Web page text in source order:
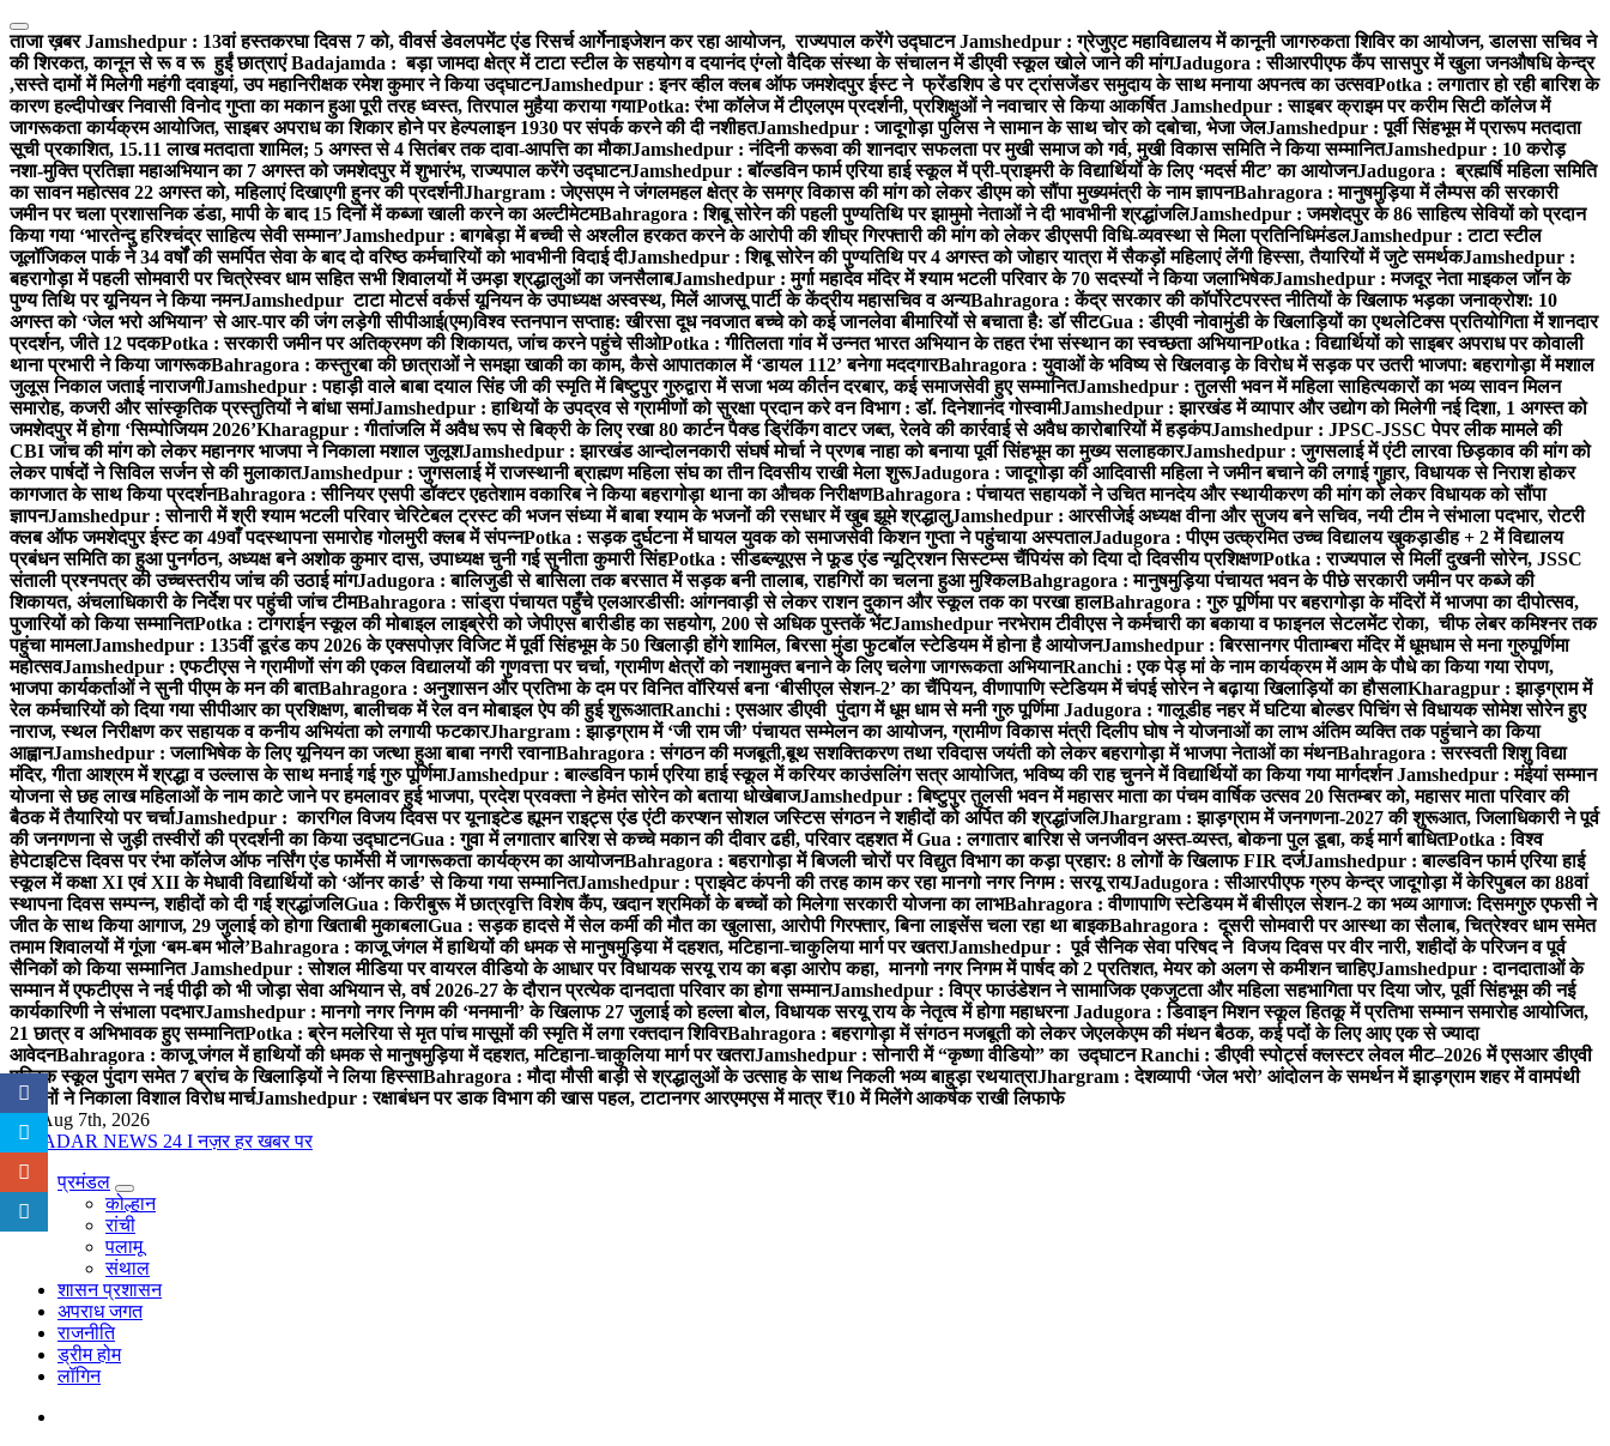
Skip
to
content
ताजा ख़बरJamshedpur : 13वां हस्तकरघा दिवस 7 को, वीवर्स डेवलपमेंट एंड रिसर्च आर्गेनाइजेशन कर रहा आयोजन, राज्यपाल करेंगे उद्घाटनJamshedpur : ग्रेजुएट महाविद्यालय में कानूनी जागरुकता शिविर का आयोजन, डालसा सचिव ने
की शिरकत, कानून से रू व रू हुईं छात्राएंBadajamda : बड़ा जामदा क्षेत्र में टाटा स्टील के सहयोग व दयानंद एंग्लो वैदिक संस्था के संचालन में डीएवी स्कूल खोले जाने की मांगJadugora : सीआरपीएफ कैंप सासपुर में खुला जनऔषधि केन्द्र
,सस्ते दामों में मिलेगी महंगी दवाइयां, उप महानिरीक्षक रमेश कुमार ने किया उद्घाटनJamshedpur : इनर व्हील क्लब ऑफ जमशेदपुर ईस्ट ने फ्रेंडशिप डे पर ट्रांसजेंडर समुदाय के साथ मनाया अपनत्व का उत्सवPotka : लगातार हो रही बारिश के
कारण हल्दीपोखर निवासी विनोद गुप्ता का मकान हुआ पूरी तरह ध्वस्त, तिरपाल मुहैया कराया गयाPotka: रंभा कॉलेज में टीएलएम प्रदर्शनी, प्रशिक्षुओं ने नवाचार से किया आकर्षितJamshedpur : साइबर क्राइम पर करीम सिटी कॉलेज में
जागरूकता कार्यक्रम आयोजित, साइबर अपराध का शिकार होने पर हेल्पलाइन 1930 पर संपर्क करने की दी नशीहतJamshedpur : जादूगोड़ा पुलिस ने सामान के साथ चोर को दबोचा, भेजा जेलJamshedpur : पूर्वी सिंहभूम में प्रारूप मतदाता
सूची प्रकाशित, 15.11 लाख मतदाता शामिल; 5 अगस्त से 4 सितंबर तक दावा-आपत्ति का मौकाJamshedpur : नंदिनी करूवा की शानदार सफलता पर मुखी समाज को गर्व, मुखी विकास समिति ने किया सम्मानितJamshedpur : 10 करोड़
नशा-मुक्ति प्रतिज्ञा महाअभियान का 7 अगस्त को जमशेदपुर में शुभारंभ, राज्यपाल करेंगे उद्घाटनJamshedpur : बॉल्डविन फार्म एरिया हाई स्कूल में प्री-प्राइमरी के विद्यार्थियों के लिए ‘मदर्स मीट’ का आयोजनJadugora : ब्रह्मर्षि महिला समिति
का सावन महोत्सव 22 अगस्त को, महिलाएं दिखाएगी हुनर की प्रदर्शनीJhargram : जेएसएम ने जंगलमहल क्षेत्र के समग्र विकास की मांग को लेकर डीएम को सौंपा मुख्यमंत्री के नाम ज्ञापनBahragora : मानुषमुड़िया में लैम्पस की सरकारी
जमीन पर चला प्रशासनिक डंडा, मापी के बाद 15 दिनों में कब्जा खाली करने का अल्टीमेटमBahragora : शिबू सोरेन की पहली पुण्यतिथि पर झामुमो नेताओं ने दी भावभीनी श्रद्धांजलिJamshedpur : जमशेदपुर के 86 साहित्य सेवियों को प्रदान
किया गया ‘भारतेन्दु हरिश्चंद्र साहित्य सेवी सम्मान’Jamshedpur : बागबेड़ा में बच्ची से अश्लील हरकत करने के आरोपी की शीघ्र गिरफ्तारी की मांग को लेकर डीएसपी विधि-व्यवस्था से मिला प्रतिनिधिमंडलJamshedpur : टाटा स्टील
जूलॉजिकल पार्क ने 34 वर्षों की समर्पित सेवा के बाद दो वरिष्ठ कर्मचारियों को भावभीनी विदाई दीJamshedpur : शिबू सोरेन की पुण्यतिथि पर 4 अगस्त को जोहार यात्रा में सैकड़ों महिलाएं लेंगी हिस्सा, तैयारियों में जुटे समर्थकJamshedpur :
बहरागोड़ा में पहली सोमवारी पर चित्रेस्वर धाम सहित सभी शिवालयों में उमड़ा श्रद्धालुओं का जनसैलाबJamshedpur : मुर्गा महादेव मंदिर में श्याम भटली परिवार के 70 सदस्यों ने किया जलाभिषेकJamshedpur : मजदूर नेता माइकल जॉन के
पुण्य तिथि पर यूनियन ने किया नमनJamshedpur टाटा मोटर्स वर्कर्स यूनियन के उपाध्यक्ष अस्वस्थ, मिलें आजसू पार्टी के केंद्रीय महासचिव व अन्यBahragora : केंद्र सरकार की कॉर्पोरेटपरस्त नीतियों के खिलाफ भड़का जनाक्रोश: 10
अगस्त को ‘जेल भरो अभियान’ से आर-पार की जंग लड़ेगी सीपीआई(एम)विश्व स्तनपान सप्ताह: खीरसा दूध नवजात बच्चे को कई जानलेवा बीमारियों से बचाता है: डॉ सीटGua : डीएवी नोवामुंडी के खिलाड़ियों का एथलेटिक्स प्रतियोगिता में शानदार
प्रदर्शन, जीते 12 पदकPotka : सरकारी जमीन पर अतिक्रमण की शिकायत, जांच करने पहुंचे सीओPotka : गीतिलता गांव में उन्नत भारत अभियान के तहत रंभा संस्थान का स्वच्छता अभियानPotka : विद्यार्थियों को साइबर अपराध पर कोवाली
थाना प्रभारी ने किया जागरूकBahragora : कस्तुरबा की छात्राओं ने समझा खाकी का काम, कैसे आपातकाल में ‘डायल 112’ बनेगा मददगारBahragora : युवाओं के भविष्य से खिलवाड़ के विरोध में सड़क पर उतरी भाजपा: बहरागोड़ा में मशाल
जुलूस निकाल जताई नाराजगीJamshedpur : पहाड़ी वाले बाबा दयाल सिंह जी की स्मृति में बिष्टुपुर गुरुद्वारा में सजा भव्य कीर्तन दरबार, कई समाजसेवी हुए सम्मानितJamshedpur : तुलसी भवन में महिला साहित्यकारों का भव्य सावन मिलन
समारोह, कजरी और सांस्कृतिक प्रस्तुतियों ने बांधा समांJamshedpur : हाथियों के उपद्रव से ग्रामीणों को सुरक्षा प्रदान करे वन विभाग : डॉ. दिनेशानंद गोस्वामीJamshedpur : झारखंड में व्यापार और उद्योग को मिलेगी नई दिशा, 1 अगस्त को
जमशेदपुर में होगा ‘सिम्पोजियम 2026’Kharagpur : गीतांजलि में अवैध रूप से बिक्री के लिए रखा 80 कार्टन पैक्ड ड्रिंकिंग वाटर जब्त, रेलवे की कार्रवाई से अवैध कारोबारियों में हड़कंपJamshedpur : JPSC-JSSC पेपर लीक मामले की
CBI जांच की मांग को लेकर महानगर भाजपा ने निकाला मशाल जुलूशJamshedpur : झारखंड आन्दोलनकारी संघर्ष मोर्चा ने प्रणब नाहा को बनाया पूर्वी सिंहभूम का मुख्य सलाहकारJamshedpur : जुगसलाई में एंटी लारवा छिड़काव की मांग को
लेकर पार्षदों ने सिविल सर्जन से की मुलाकातJamshedpur : जुगसलाई में राजस्थानी ब्राह्मण महिला संघ का तीन दिवसीय राखी मेला शुरूJadugora : जादूगोड़ा की आदिवासी महिला ने जमीन बचाने की लगाई गुहार, विधायक से निराश होकर
कागजात के साथ किया प्रदर्शनBahragora : सीनियर एसपी डॉक्टर एहतेशाम वकारिब ने किया बहरागोड़ा थाना का औचक निरीक्षणBahragora : पंचायत सहायकों ने उचित मानदेय और स्थायीकरण की मांग को लेकर विधायक को सौंपा
ज्ञापनJamshedpur : सोनारी में श्री श्याम भटली परिवार चेरिटेबल ट्रस्ट की भजन संध्या में बाबा श्याम के भजनों की रसधार में खुब झूमे श्रद्धालुJamshedpur : आरसीजेई अध्यक्ष वीना और सुजय बने सचिव, नयी टीम ने संभाला पदभार, रोटरी
क्लब ऑफ जमशेदपुर ईस्ट का 49वाँ पदस्थापना समारोह गोलमुरी क्लब में संपन्नPotka : सड़क दुर्घटना में घायल युवक को समाजसेवी किशन गुप्ता ने पहुंचाया अस्पतालJadugora : पीएम उत्क्रमित उच्च विद्यालय खुकड़ाडीह + 2 में विद्यालय
प्रबंधन समिति का हुआ पुनर्गठन, अध्यक्ष बने अशोक कुमार दास, उपाध्यक्ष चुनी गई सुनीता कुमारी सिंहPotka : सीडब्ल्यूएस ने फूड एंड न्यूट्रिशन सिस्टम्स चैंपियंस को दिया दो दिवसीय प्रशिक्षणPotka : राज्यपाल से मिलीं दुखनी सोरेन, JSSC
संताली प्रश्नपत्र की उच्चस्तरीय जांच की उठाई मांगJadugora : बालिजुडी से बासिला तक बरसात में सड़क बनी तालाब, राहगिरों का चलना हुआ मुश्किलBahgragora : मानुषमुड़िया पंचायत भवन के पीछे सरकारी जमीन पर कब्जे की
शिकायत, अंचलाधिकारी के निर्देश पर पहुंची जांच टीमBahragora : सांड्रा पंचायत पहुँचे एलआरडीसी: आंगनवाड़ी से लेकर राशन दुकान और स्कूल तक का परखा हालBahragora : गुरु पूर्णिमा पर बहरागोड़ा के मंदिरों में भाजपा का दीपोत्सव,
पुजारियों को किया सम्मानितPotka : टांगराईन स्कूल की मोबाइल लाइब्रेरी को जेपीएस बारीडीह का सहयोग, 200 से अधिक पुस्तकें भेंटJamshedpur नरभेराम टीवीएस ने कर्मचारी का बकाया व फाइनल सेटलमेंट रोका, चीफ लेबर कमिश्नर तक
पहुंचा मामलाJamshedpur : 135वीं डूरंड कप 2026 के एक्सपोज़र विजिट में पूर्वी सिंहभूम के 50 खिलाड़ी होंगे शामिल, बिरसा मुंडा फुटबॉल स्टेडियम में होना है आयोजनJamshedpur : बिरसानगर पीताम्बरा मंदिर में धूमधाम से मना गुरुपूर्णिमा
महोत्सवJamshedpur : एफटीएस ने ग्रामीणों संग की एकल विद्यालयों की गुणवत्ता पर चर्चा, ग्रामीण क्षेत्रों को नशामुक्त बनाने के लिए चलेगा जागरूकता अभियानRanchi : एक पेड़ मां के नाम कार्यक्रम में आम के पौधे का किया गया रोपण,
भाजपा कार्यकर्ताओं ने सुनी पीएम के मन की बातBahragora : अनुशासन और प्रतिभा के दम पर विनित वॉरियर्स बना ‘बीसीएल सेशन-2’ का चैंपियन, वीणापाणि स्टेडियम में चंपई सोरेन ने बढ़ाया खिलाड़ियों का हौसलाKharagpur : झाड़ग्राम में
रेल कर्मचारियों को दिया गया सीपीआर का प्रशिक्षण, बालीचक में रेल वन मोबाइल ऐप की हुई शुरूआतRanchi : एसआर डीएवी पुंदाग में धूम धाम से मनी गुरु पूर्णिमाJadugora : गालूडीह नहर में घटिया बोल्डर पिचिंग से विधायक सोमेश सोरेन हुए
नाराज, स्थल निरीक्षण कर सहायक व कनीय अभियंता को लगायी फटकारJhargram : झाड़ग्राम में ‘जी राम जी’ पंचायत सम्मेलन का आयोजन, ग्रामीण विकास मंत्री दिलीप घोष ने योजनाओं का लाभ अंतिम व्यक्ति तक पहुंचाने का किया
आह्वानJamshedpur : जलाभिषेक के लिए यूनियन का जत्था हुआ बाबा नगरी रवानाBahragora : संगठन की मजबूती,बूथ सशक्तिकरण तथा रविदास जयंती को लेकर बहरागोड़ा में भाजपा नेताओं का मंथनBahragora : सरस्वती शिशु विद्या
मंदिर, गीता आश्रम में श्रद्धा व उल्लास के साथ मनाई गई गुरु पूर्णिमाJamshedpur : बाल्डविन फार्म एरिया हाई स्कूल में करियर काउंसलिंग सत्र आयोजित, भविष्य की राह चुनने में विद्यार्थियों का किया गया मार्गदर्शनJamshedpur : मंईयां सम्मान
योजना से छह लाख महिलाओं के नाम काटे जाने पर हमलावर हुई भाजपा, प्रदेश प्रवक्ता ने हेमंत सोरेन को बताया धोखेबाजJamshedpur : बिष्टुपुर तुलसी भवन में महासर माता का पंचम वार्षिक उत्सव 20 सितम्बर को, महासर माता परिवार की
बैठक में तैयारियो पर चर्चाJamshedpur : कारगिल विजय दिवस पर यूनाइटेड ह्यूमन राइट्स एंड एंटी करप्शन सोशल जस्टिस संगठन ने शहीदों को अर्पित की श्रद्धांजलिJhargram : झाड़ग्राम में जनगणना-2027 की शुरूआत, जिलाधिकारी ने पूर्व
की जनगणना से जुड़ी तस्वीरों की प्रदर्शनी का किया उद्घाटनGua : गुवा में लगातार बारिश से कच्चे मकान की दीवार ढही, परिवार दहशत मेंGua : लगातार बारिश से जनजीवन अस्त-व्यस्त, बोकना पुल डूबा, कई मार्ग बाधितPotka : विश्व
हेपेटाइटिस दिवस पर रंभा कॉलेज ऑफ नर्सिंग एंड फार्मेसी में जागरूकता कार्यक्रम का आयोजनBahragora : बहरागोड़ा में बिजली चोरों पर विद्युत विभाग का कड़ा प्रहार: 8 लोगों के खिलाफ FIR दर्जJamshedpur : बाल्डविन फार्म एरिया हाई
स्कूल में कक्षा XI एवं XII के मेधावी विद्यार्थियों को ‘ऑनर कार्ड’ से किया गया सम्मानितJamshedpur : प्राइवेट कंपनी की तरह काम कर रहा मानगो नगर निगम : सरयू रायJadugora : सीआरपीएफ ग्रुप केन्द्र जादूगोड़ा में केरिपुबल का 88वां
स्थापना दिवस सम्पन्न, शहीदों को दी गई श्रद्धांजलिGua : किरीबुरू में छात्रवृत्ति विशेष कैंप, खदान श्रमिकों के बच्चों को मिलेगा सरकारी योजना का लाभBahragora : वीणापाणि स्टेडियम में बीसीएल सेशन-2 का भव्य आगाज: दिसमगुरु एफसी ने
जीत के साथ किया आगाज, 29 जुलाई को होगा खिताबी मुकाबलाGua : सड़क हादसे में सेल कर्मी की मौत का खुलासा, आरोपी गिरफ्तार, बिना लाइसेंस चला रहा था बाइकBahragora : दूसरी सोमवारी पर आस्था का सैलाब, चित्रेश्वर धाम समेत
तमाम शिवालयों में गूंजा ‘बम-बम भोले’Bahragora : काजू जंगल में हाथियों की धमक से मानुषमुड़िया में दहशत, मटिहाना-चाकुलिया मार्ग पर खतराJamshedpur : पूर्व सैनिक सेवा परिषद ने विजय दिवस पर वीर नारी, शहीदों के परिजन व पूर्व
सैनिकों को किया सम्मानितJamshedpur : सोशल मीडिया पर वायरल वीडियो के आधार पर विधायक सरयू राय का बड़ा आरोप कहा, मानगो नगर निगम में पार्षद को 2 प्रतिशत, मेयर को अलग से कमीशन चाहिएJamshedpur : दानदाताओं के
सम्मान में एफटीएस ने नई पीढ़ी को भी जोड़ा सेवा अभियान से, वर्ष 2026-27 के दौरान प्रत्येक दानदाता परिवार का होगा सम्मानJamshedpur : विप्र फाउंडेशन ने सामाजिक एकजुटता और महिला सहभागिता पर दिया जोर, पूर्वी सिंहभूम की नई
कार्यकारिणी ने संभाला पदभारJamshedpur : मानगो नगर निगम की ‘मनमानी’ के खिलाफ 27 जुलाई को हल्ला बोल, विधायक सरयू राय के नेतृत्व में होगा महाधरनाJadugora : डिवाइन मिशन स्कूल हितकू में प्रतिभा सम्मान समारोह आयोजित,
21 छात्र व अभिभावक हुए सम्मानितPotka : ब्रेन मलेरिया से मृत पांच मासूमों की स्मृति में लगा रक्तदान शिविरBahragora : बहरागोड़ा में संगठन मजबूती को लेकर जेएलकेएम की मंथन बैठक, कई पदों के लिए आए एक से ज्यादा
आवेदनBahragora : काजू जंगल में हाथियों की धमक से मानुषमुड़िया में दहशत, मटिहाना-चाकुलिया मार्ग पर खतराJamshedpur : सोनारी में “कृष्णा वीडियो” का उद्घाटनRanchi : डीएवी स्पोर्ट्स क्लस्टर लेवल मीट–2026 में एसआर डीएवी
पब्लिक स्कूल पुंदाग समेत 7 ब्रांच के खिलाड़ियों ने लिया हिस्साBahragora : मौदा मौसी बाड़ी से श्रद्धालुओं के उत्साह के साथ निकली भव्य बाहुड़ा रथयात्राJhargram : देशव्यापी ‘जेल भरो’ आंदोलन के समर्थन में झाड़ग्राम शहर में वामपंथी
संगठनों ने निकाला विशाल विरोध मार्चJamshedpur : रक्षाबंधन पर डाक विभाग की खास पहल, टाटानगर आरएमएस में मात्र ₹10 में मिलेंगे आकर्षक राखी लिफाफे
Fri. Aug 7th, 2026
नज़र हर खबर पर
प्रमंडल
कोल्हान
रांची
पलामू
संथाल
शासन प्रशासन
अपराध जगत
राजनीति
ड्रीम होम
लॉगिन